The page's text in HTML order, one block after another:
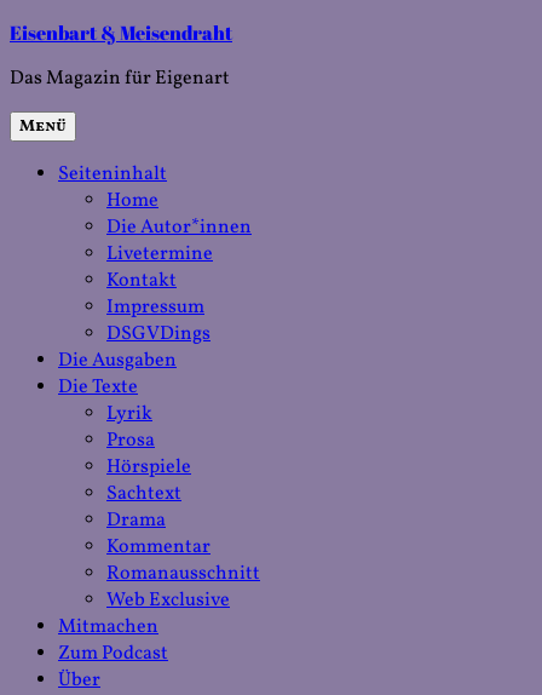
Zum
springen
Eisenbart & Meisendraht
Das Magazin für Eigenart
Menü
Seiteninhalt
Home
Die Autor*innen
Livetermine
Kontakt
Impressum
DSGVDings
Die Ausgaben
Die Texte
Lyrik
Prosa
Hörspiele
Sachtext
Drama
Kommentar
Romanausschnitt
Web Exclusive
Mitmachen
Zum Podcast
Über